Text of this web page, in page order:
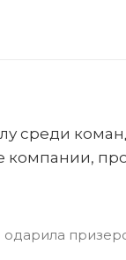
среди
компании,